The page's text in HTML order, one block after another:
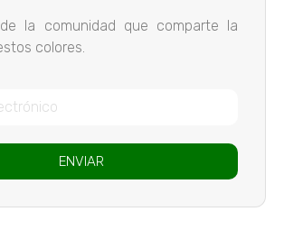
la comunidad que comparte la
colores.
ENVIAR